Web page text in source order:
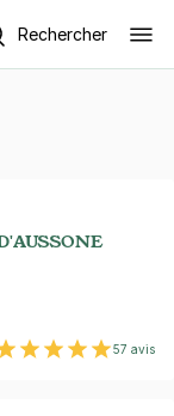
Rechercher
57 avis